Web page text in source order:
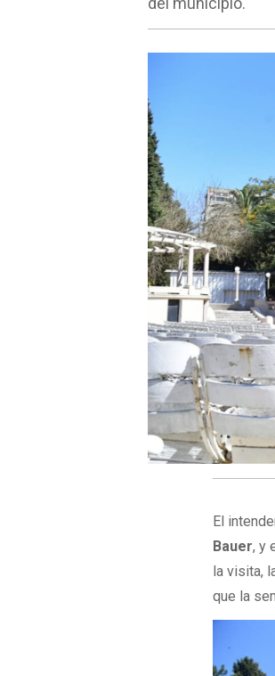
El
Bauer, y
la visita,
que la